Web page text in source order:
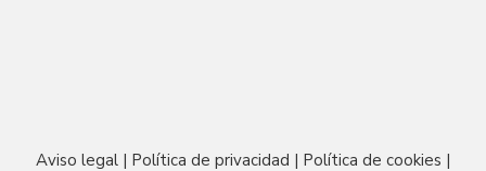
Aviso legal | Política de privacidad | Política de cookies |